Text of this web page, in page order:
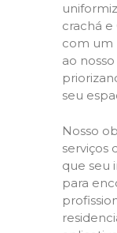
crachá
com um
ao
seu
Nosso
serviços
que seu
para